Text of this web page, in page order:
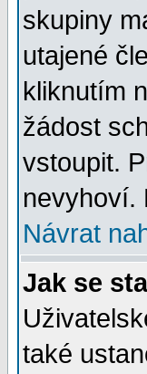
skupiny
utajené
kliknutím
žádost
vstoupit.
nevyhoví.
Návrat
Jak se
také